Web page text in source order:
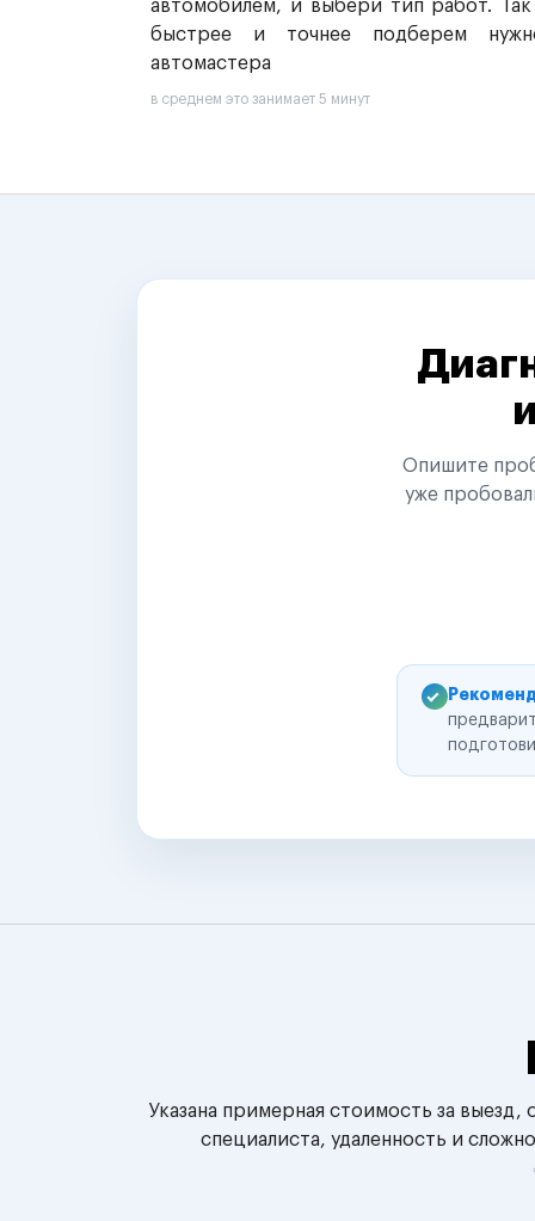
автомобилем, и выбери тип работ.
быстрее и точнее подберем
автомастера
в среднем это занимает 5 минут
Опишите
уже
Указана примерная стоимость за
специалиста, удаленность и